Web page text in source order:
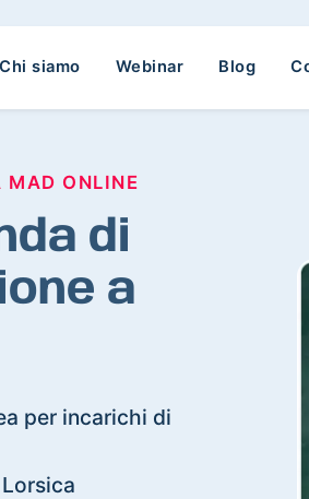
Chi siamo Webinar Blog
MAD ONLINE
di
a
per incarichi di